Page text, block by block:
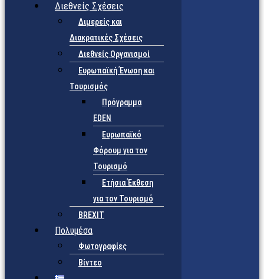
Διεθνείς Σχέσεις
Διμερείς και
Διακρατικές Σχέσεις
Διεθνείς Οργανισμοί
Ευρωπαϊκή Ένωση και
Τουρισμός
Πρόγραμμα
EDEN
Ευρωπαϊκό
Φόρουμ για τον
Τουρισμό
Ετήσια Έκθεση
για τον Τουρισμό
BREXIT
Πολυμέσα
Φωτογραφίες
Βίντεο